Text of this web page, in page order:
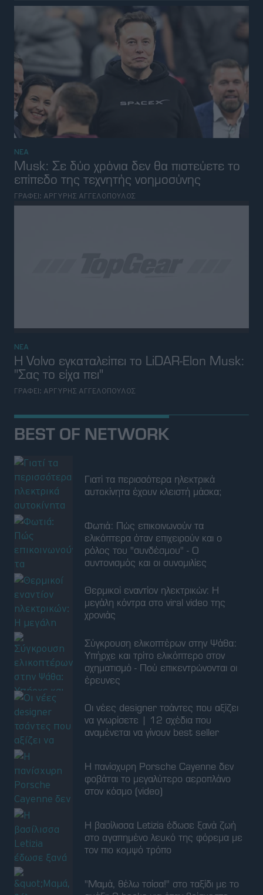
ΝΕΑ
Musk: Σε δύο χρόνια δεν θα πιστεύετε το
επίπεδο της τεχνητής νοημοσύνης
ΓΡΑΦΕΙ: ΑΡΓΥΡΗΣ ΑΓΓΕΛΟΠΟΥΛΟΣ
BEST OF NETWORK
Γιατί τα περισσότερα ηλεκτρικά
αυτοκίνητα έχουν κλειστή μάσκα;
Φωτιά: Πώς επικοινωνούν τα
ελικόπτερα όταν επιχειρούν και ο
Θερμικοί εναντίον ηλεκτρικών: Η
μεγάλη κόντρα στο viral video της
Σύγκρουση ελικοπτέρων στην Ψάθα:
Υπήρχε και τρίτο ελικόπτερο στον
σχηματισμό - Πού επικεντρώνονται οι
Οι νέες designer τσάντες που αξίζει
να γνωρίσετε | 12 σχέδια που
Η πανίσχυρη Porsche Cayenne δεν
φοβάται το μεγαλύτερο αεροπλάνο
στον κόσμο (video)
Η βασίλισσα Letizia έδωσε ξανά ζωή
στο αγαπημένο λευκό της φόρεμα με
"Μαμά, θέλω τσίσα!" στο ταξίδι με το
αμάξι: 3 hacks για όταν βρίσκεστε
"Εκτροφείο τεράτων": Η επιστροφή
ενός έργου που καθρεφτίζει τη